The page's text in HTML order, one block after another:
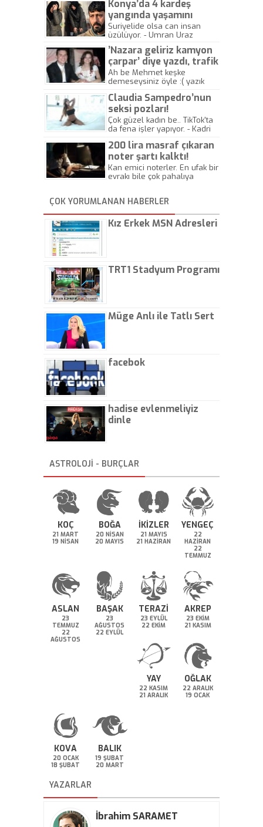
Konya’da 4 kardeş
yangında yaşamını
yitirdi
Suriyelide olsa can insan
üzülüyor. - Umran Uraz
’Nazara geliriz kamyon
çarpar’ diye yazdı, trafik
kazasında öldü!
Ah be Mehmet keşke
demeseysiniz öyle :( yazık
Claudia Sampedro’nun
seksi pozları!
Çok güzel kadın be.. TikTok'ta
da fena işler yapıyor. - Kadri
200 lira masraf çıkaran
noter şartı kalktı!
Kan emici noterler. En ufak bir
evrakı bile çok pahalıya
kaptırıyorsunuz. - Kayhan
Gezenti
ÇOK YORUMLANAN HABERLER
Kız Erkek MSN Adresleri
TRT1 Stadyum Programı
Müge Anlı ile Tatlı Sert
facebok
hadise evlenmeliyiz
dinle
ASTROLOJİ - BURÇLAR
KOÇ
21 MART
19 NİSAN
BOĞA
20 NİSAN
20 MAYIS
İKİZLER
21 MAYIS
21 HAZİRAN
YENGEÇ
22
HAZİRAN
22
TEMMUZ
ASLAN
23
TEMMUZ
22
AĞUSTOS
BAŞAK
23
AĞUSTOS
22 EYLÜL
TERAZİ
23 EYLÜL
22 EKİM
AKREP
23 EKİM
21 KASIM
YAY
22 KASIM
21 ARALIK
OĞLAK
22 ARALIK
19 OCAK
KOVA
20 OCAK
18 ŞUBAT
BALIK
19 ŞUBAT
20 MART
YAZARLAR
İbrahim SARAMET